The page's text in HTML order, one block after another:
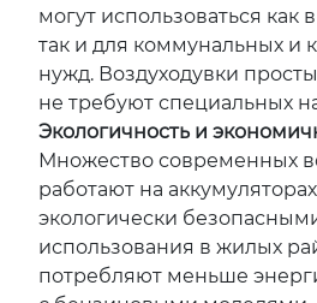
могут использоваться как
так и для коммунальных и
нужд. Воздуходувки
не требуют специальных
Экологичность и
Множество современных
работают на
экологически
использования в жилых
потребляют меньше